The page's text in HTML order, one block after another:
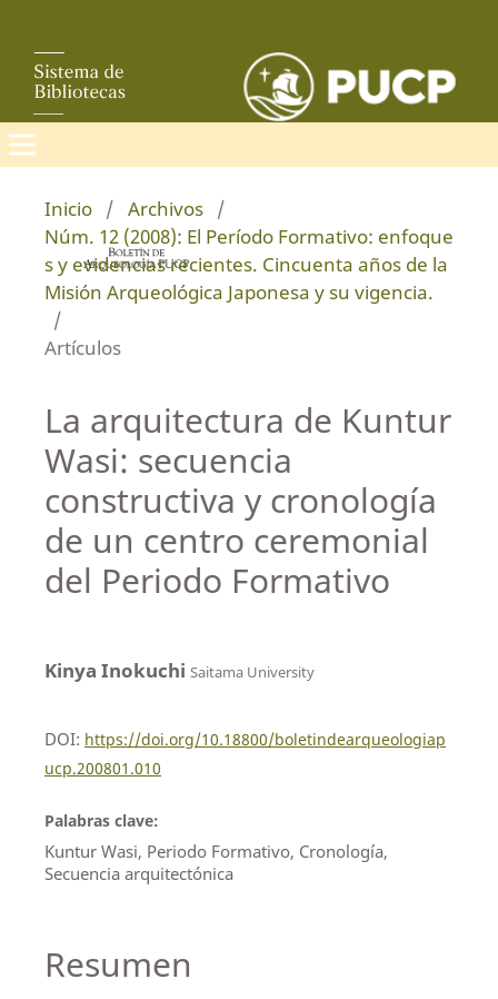
Inicio / Archivos /
Núm. 12 (2008): El Período Formativo: enfoque
s y evidencias recientes. Cincuenta años de la
Misión Arqueológica Japonesa y su vigencia.
/
Artículos
La arquitectura de Kuntur
Wasi: secuencia
constructiva y cronología
de un centro ceremonial
del Periodo Formativo
Kinya Inokuchi Saitama University
DOI: https://doi.org/10.18800/boletindearqueologiap
ucp.200801.010
Palabras clave:
Kuntur Wasi, Periodo Formativo, Cronología,
Secuencia arquitectónica
Resumen